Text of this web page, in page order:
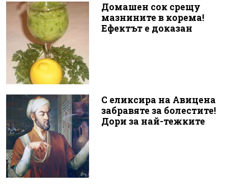
Домашен сок срещу
мазнините в корема!
Ефектът е доказан
С еликсира на Авицена
забравяте за болестите!
Дори за най-тежките